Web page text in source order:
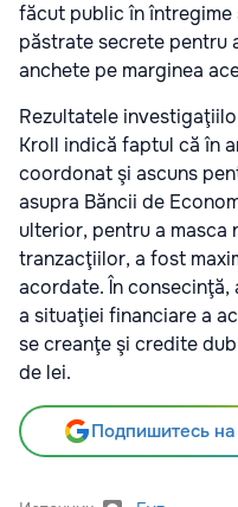
făcut public în
păstrate secrete pentru
anchete pe marginea
Rezultatele
Kroll indică faptul că în
coordonat şi ascuns
asupra Băncii de
ulterior, pentru a masca
tranzacţiilor, a fost
acordate. În
a situaţiei financiare a
se creanţe şi credite
de lei.
Подпишитесь